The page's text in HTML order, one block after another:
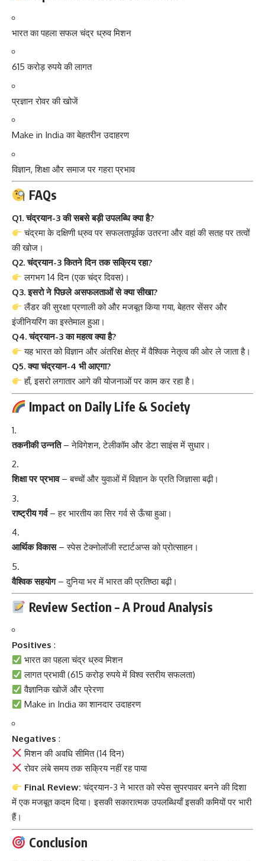
भारत का पहला सफल चंद्र ध्रुव मिशन
615 करोड़ रुपये की लागत
प्रज्ञान रोवर की खोजें
Make in India का बेहतरीन उदाहरण
विज्ञान, शिक्षा और समाज पर गहरा प्रभाव
FAQs
Q1. चंद्रयान-3 की सबसे बड़ी उपलब्धि क्या है?
चंद्रमा के दक्षिणी ध्रुव पर सफलतापूर्वक उतरना और वहां की सतह पर तत्वों
की खोज।
Q2. चंद्रयान-3 कितने दिन तक सक्रिय रहा?
लगभग 14 दिन (एक चंद्र दिवस)।
Q3. इसरो ने पिछले असफलताओं से क्या सीखा?
लैंडर की सुरक्षा प्रणाली को और मजबूत किया गया, बेहतर सेंसर और
इंजीनियरिंग का इस्तेमाल हुआ।
Q4. चंद्रयान-3 का महत्व क्या है?
यह भारत को विज्ञान और अंतरिक्ष क्षेत्र में वैश्विक नेतृत्व की ओर ले जाता है।
Q5. क्या चंद्रयान-4 भी आएगा?
हाँ, इसरो लगातार आगे की योजनाओं पर काम कर रहा है।
Impact on Daily Life & Society
तकनीकी उन्नति– नेविगेशन, टेलीकॉम और डेटा साइंस में सुधार।
शिक्षा पर प्रभाव– बच्चों और युवाओं में विज्ञान के प्रति जिज्ञासा बढ़ी।
राष्ट्रीय गर्व– हर भारतीय का सिर गर्व से ऊँचा हुआ।
आर्थिक विकास– स्पेस टेक्नोलॉजी स्टार्टअप्स को प्रोत्साहन।
वैश्विक सहयोग– दुनिया भर में भारत की प्रतिष्ठा बढ़ी।
Review Section – A Proud Analysis
Positives :
भारत का पहला चंद्र ध्रुव मिशन
लागत प्रभावी (615 करोड़ रुपये में विश्व स्तरीय सफलता)
वैज्ञानिक खोजें और प्रेरणा
Make in India का शानदार उदाहरण
Negatives :
मिशन की अवधि सीमित (14 दिन)
रोवर लंबे समय तक सक्रिय नहीं रह पाया
Final Review: चंद्रयान-3 ने भारत को स्पेस सुपरपावर बनने की दिशा
में एक मजबूत कदम दिया। इसकी सकारात्मक उपलब्धियाँ इसकी कमियों पर भारी
हैं।
Conclusion